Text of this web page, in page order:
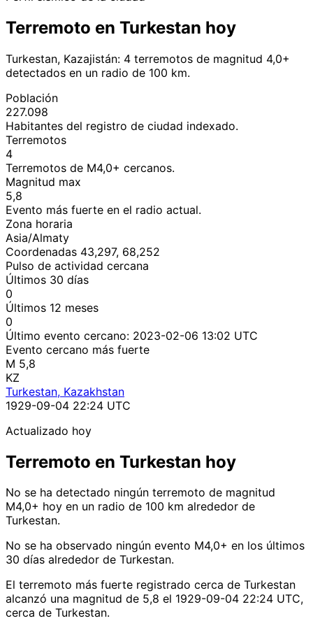
Terremoto en Turkestan hoy
Turkestan, Kazajistán: 4 terremotos de magnitud 4,0+
detectados en un radio de 100 km.
Población
227.098
Habitantes del registro de ciudad indexado.
Terremotos
4
Terremotos de M4,0+ cercanos.
Magnitud max
5,8
Evento más fuerte en el radio actual.
Zona horaria
Asia/Almaty
Coordenadas 43,297, 68,252
Pulso de actividad cercana
Últimos 30 días
0
Últimos 12 meses
0
Último evento cercano: 2023-02-06 13:02 UTC
Evento cercano más fuerte
M 5,8
KZ
Turkestan, Kazakhstan
1929-09-04 22:24 UTC
Actualizado hoy
Terremoto en Turkestan hoy
No se ha detectado ningún terremoto de magnitud
M4,0+ hoy en un radio de 100 km alrededor de
Turkestan.
No se ha observado ningún evento M4,0+ en los últimos
30 días alrededor de Turkestan.
El terremoto más fuerte registrado cerca de Turkestan
alcanzó una magnitud de 5,8 el 1929-09-04 22:24 UTC,
cerca de Turkestan.